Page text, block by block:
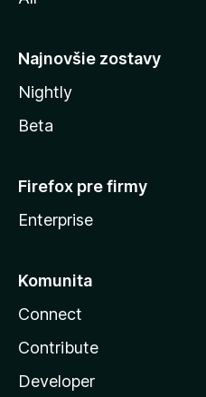
Najnovšie zostavy
Nightly
Beta
Firefox pre firmy
Enterprise
Komunita
Connect
Contribute
Developer